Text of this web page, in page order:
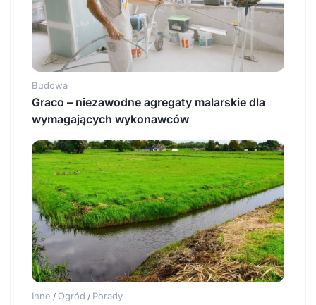
Budowa
Graco – niezawodne agregaty malarskie dla
wymagających wykonawców
Inne / Ogród / Porady